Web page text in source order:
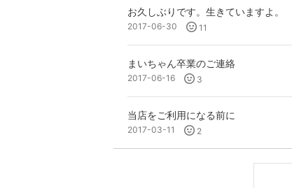
お久しぶりです。生きていますよ。
2017-06-30 11
まいちゃん卒業のご連絡
2017-06-16 3
当店をご利用になる前に
2017-03-11 2